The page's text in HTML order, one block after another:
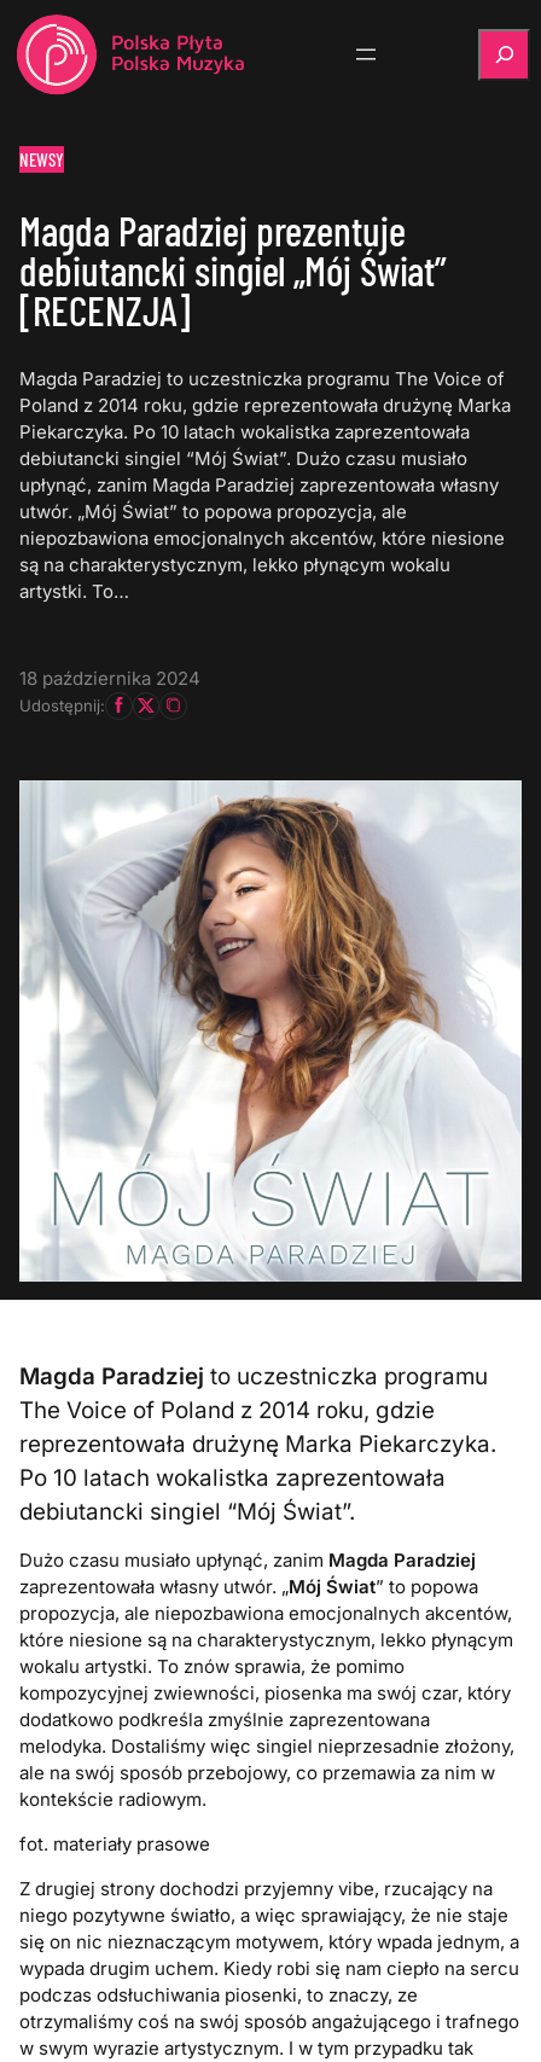
NEWSY
Magda Paradziej prezentuje
debiutancki singiel „Mój Świat”
[RECENZJA]
Magda Paradziej to uczestniczka programu The Voice of
Poland z 2014 roku, gdzie reprezentowała drużynę Marka
Piekarczyka. Po 10 latach wokalistka zaprezentowała
debiutancki singiel “Mój Świat”. Dużo czasu musiało
upłynąć, zanim Magda Paradziej zaprezentowała własny
utwór. „Mój Świat” to popowa propozycja, ale
niepozbawiona emocjonalnych akcentów, które niesione
są na charakterystycznym, lekko płynącym wokalu
artystki. To…
18 października 2024
Udostępnij:
Magda Paradziej to uczestniczka programu
The Voice of Poland z 2014 roku, gdzie
reprezentowała drużynę Marka Piekarczyka.
Po 10 latach wokalistka zaprezentowała
debiutancki singiel “Mój Świat”.
Dużo czasu musiało upłynąć, zanim Magda Paradziej
zaprezentowała własny utwór. „Mój Świat” to popowa
propozycja, ale niepozbawiona emocjonalnych akcentów,
które niesione są na charakterystycznym, lekko płynącym
wokalu artystki. To znów sprawia, że pomimo
kompozycyjnej zwiewności, piosenka ma swój czar, który
dodatkowo podkreśla zmyślnie zaprezentowana
melodyka. Dostaliśmy więc singiel nieprzesadnie złożony,
ale na swój sposób przebojowy, co przemawia za nim w
kontekście radiowym.
fot. materiały prasowe
Z drugiej strony dochodzi przyjemny vibe, rzucający na
niego pozytywne światło, a więc sprawiający, że nie staje
się on nic nieznaczącym motywem, który wpada jednym, a
wypada drugim uchem. Kiedy robi się nam ciepło na sercu
podczas odsłuchiwania piosenki, to znaczy, ze
otrzymaliśmy coś na swój sposób angażującego i trafnego
w swym wyrazie artystycznym. I w tym przypadku tak